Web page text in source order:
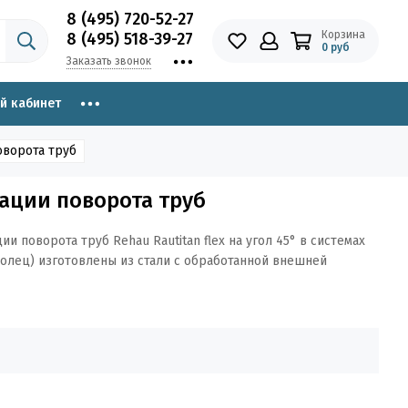
8 (495) 720-52-27
8 (495) 518-39-27
Заказать звонок
Корзина
0 руб
кабинет
труб
поворота труб
поворота труб Rehau Rautitan flex на угол 45° в системах
изготовлены из стали с обработанной внешней